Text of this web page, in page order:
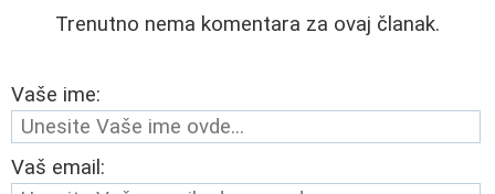
Trenutno nema komentara za ovaj članak.
Vaše ime:
Vaš email: